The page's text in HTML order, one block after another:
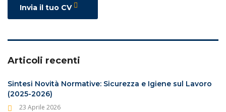
Invia il tuo CV
Articoli recenti
Sintesi Novità Normative: Sicurezza e Igiene sul Lavoro
(2025-2026)
23 Aprile 2026